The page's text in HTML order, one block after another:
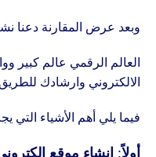
وبعد عرض المقارنة دعنا
العالم الرقمي عالم كبير
الالكتروني وارشادك
فيما يلي أهم الأشياء التي
أولاً: إنشاء موقع